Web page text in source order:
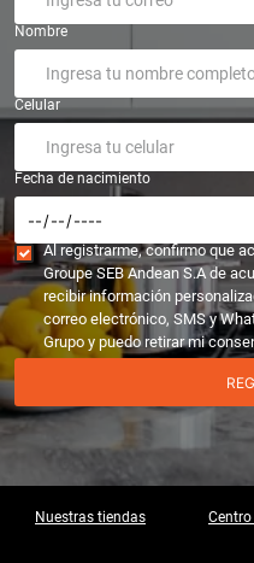
Nombre
Celular
Fecha de nacimiento
Al registrarme, confirmo que
Groupe SEB Andean S.A de
recibir información
correo electrónico, SMS y
Grupo y puedo retirar mi
Nuestras tiendas